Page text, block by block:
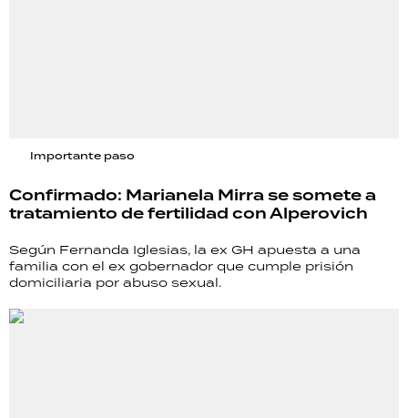
Importante paso
Confirmado: Marianela Mirra se somete a
tratamiento de fertilidad con Alperovich
Según Fernanda Iglesias, la ex GH apuesta a una
familia con el ex gobernador que cumple prisión
domiciliaria por abuso sexual.